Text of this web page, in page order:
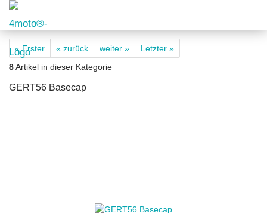
« Erster « zurück weiter »
Letzter »
8Artikel in dieser Kategorie
GERT56 Basecap